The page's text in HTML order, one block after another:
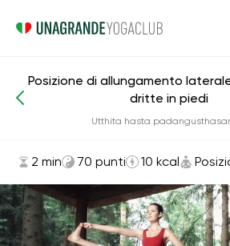
Posizioni in piedi
Posizione di allungamento
dritte in piedi
Utthita hasta
2 min 70 punti 10 kcal